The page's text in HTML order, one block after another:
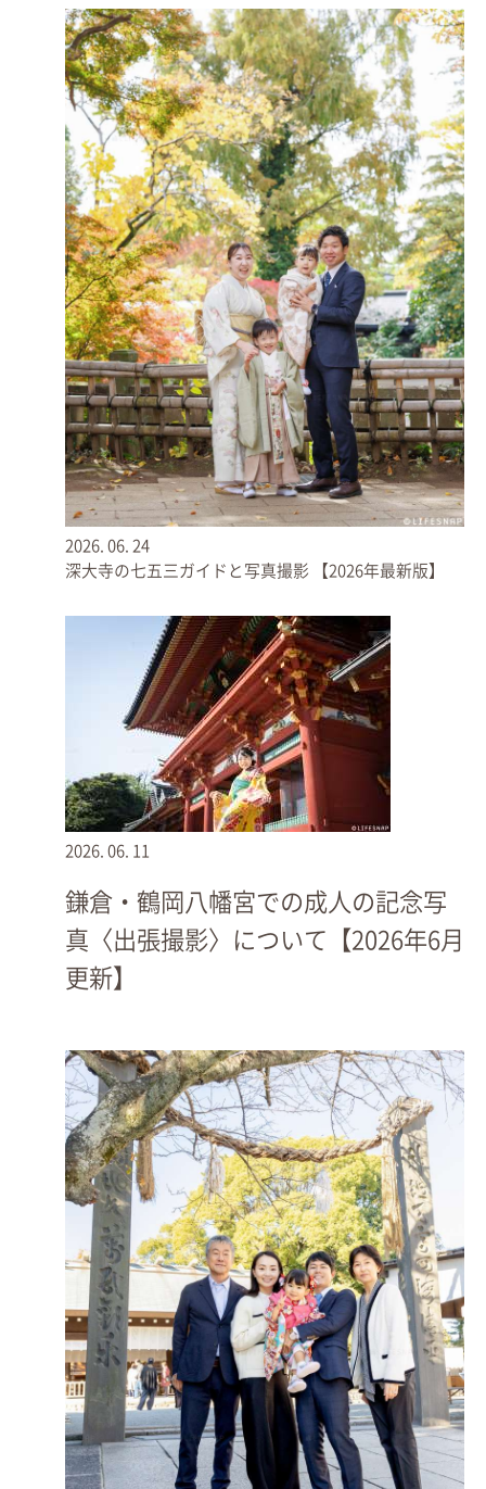
まずはご参拝へと向かいます。
見事な権現造り（ごんげんづくり）という建築様式です。
2026. 06. 24
深大寺の七五三ガイドと写真撮影 【2026年最新版】
2026. 06. 11
鎌倉・鶴岡八幡宮での成人の記念写
真〈出張撮影〉について【2026年6月
更新】